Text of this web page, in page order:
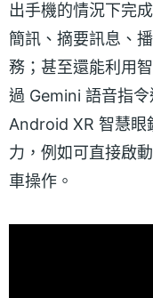
出手機的情況下完
簡訊、摘要訊息、
務；甚至還能利用
過 Gemini 語音指
Android XR 智慧眼
力，例如可直接啟
車操作。